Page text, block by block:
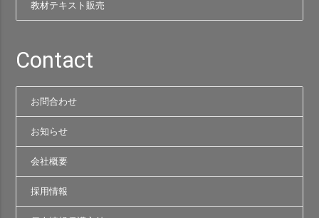
教材テキスト販売
Contact
お問合わせ
お知らせ
会社概要
採用情報